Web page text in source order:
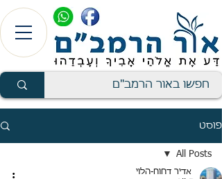
פוסט
All Posts
אדיר דחוח-הלוי